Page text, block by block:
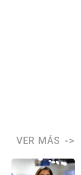
VER MÁS